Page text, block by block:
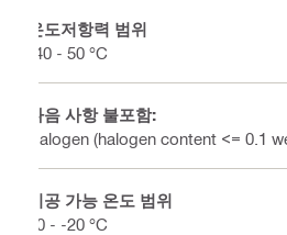
온도저항력 범위
-40 - 50 °C
다음 사항 불포함:
Halogen (halogen content <= 0.1
시공 가능 온도 범위
50 - -20 °C